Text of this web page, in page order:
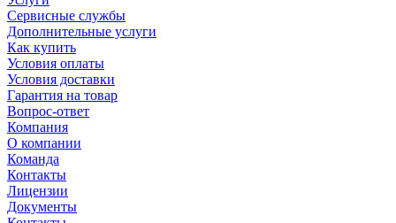
Сервисные службы
Дополнительные услуги
Как купить
Условия оплаты
Условия доставки
Гарантия на товар
Вопрос-ответ
Компания
О компании
Команда
Контакты
Лицензии
Документы